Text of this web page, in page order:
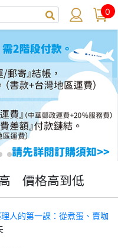
0
價格高到低
理人的第一課：從煮蛋、賣咖
理之道_安德魯‧葛洛夫